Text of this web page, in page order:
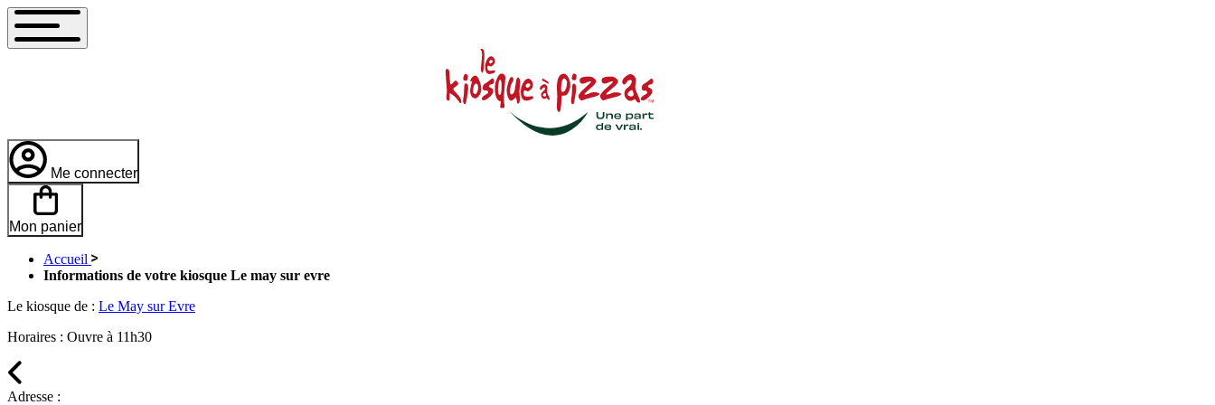
Me connecter
Mon panier
Accueil
Informations de votre kiosque Le may sur evre
Le kiosque de : Le May sur Evre
Horaires : Ouvre à 11h30
Adresse :